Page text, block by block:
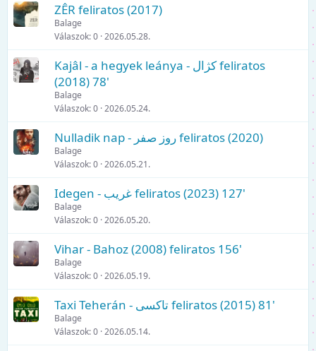
ZÊR feliratos (2017)
Balage
Válaszok 0 2026.05.28.
Kajâl - a hegyek leánya - کژال feliratos
(2018) 78'
Balage
Válaszok 0 2026.05.24.
Nulladik nap - روز صفر feliratos (2020)
Balage
Válaszok 0 2026.05.21.
Idegen - غریب feliratos (2023) 127'
Balage
Válaszok 0 2026.05.20.
Vihar - Bahoz (2008) feliratos 156'
Balage
Válaszok 0 2026.05.19.
Taxi Teherán - تاکسی feliratos (2015) 81'
Balage
Válaszok 0 2026.05.14.